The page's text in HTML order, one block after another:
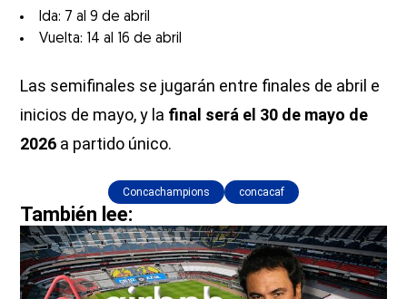
Ida: 7 al 9 de abril
Vuelta: 14 al 16 de abril
Las semifinales se jugarán entre finales de abril e
inicios de mayo, y la final será el 30 de mayo de
2026 a partido único.
Concachampions concacaf
También lee: